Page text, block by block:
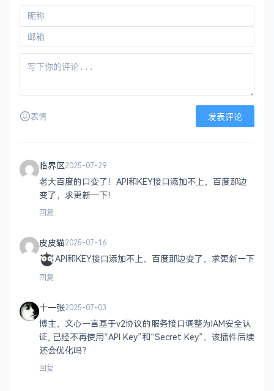
表情 发表评论
临界区2025-07-29
老大百度的口变了！API和KEY接口添加不上，百度那边
变了，求更新一下！
回复
皮皮猫2025-07-16
API和KEY接口添加不上，百度那边变了，求更新一下
回复
十一张2025-07-03
博主，文心一言基于v2协议的服务接口调整为IAM安全认
证, 已经不再使用“API Key”和“Secret Key”，该插件后续
还会优化吗？
回复